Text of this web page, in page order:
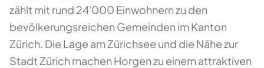
zählt mit rund 24'000 Einwohnern zu den
bevölkerungsreichen Gemeinden im Kanton
Zürich. Die Lage am Zürichsee und die Nähe zur
Stadt Zürich machen Horgen zu einem attraktiven